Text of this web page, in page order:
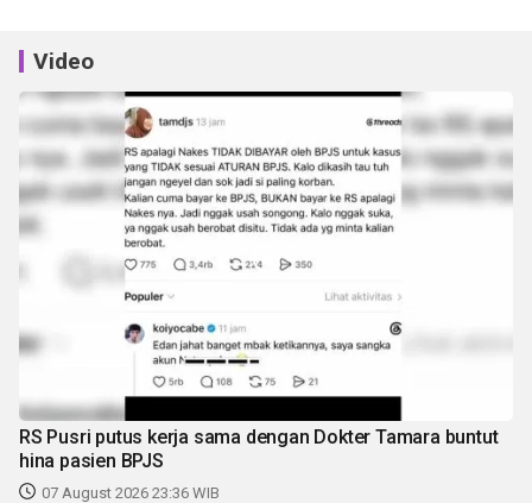
Video
RS Pusri putus kerja sama dengan Dokter Tamara buntut
hina pasien BPJS
07 August 2026 23:36 WIB